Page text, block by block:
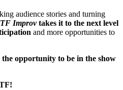
audience stories and turning
Improvtakes it to the next level
and more opportunities to
opportunity to be in the show